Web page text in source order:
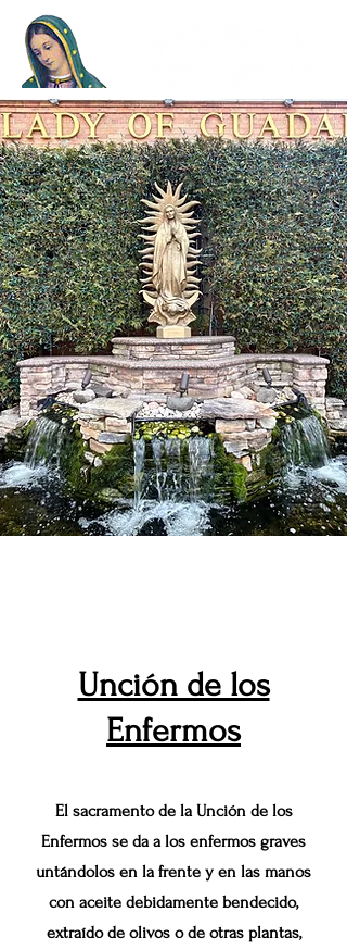
Unción de los
Enfermos
El sacramento de la Unción de los
Enfermos se da a los enfermos graves
untándolos en la frente y en las manos
con aceite debidamente bendecido,
extraído de olivos o de otras plantas,